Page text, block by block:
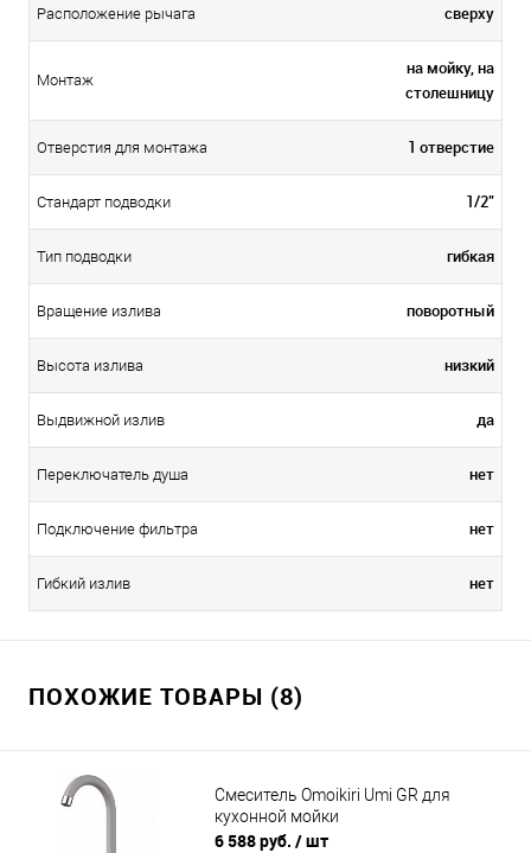
Расположение рычага сверху
Монтаж
на мойку, на
столешницу
Отверстия для монтажа 1 отверстие
Стандарт подводки 1/2"
Тип подводки гибкая
Вращение излива поворотный
Высота излива низкий
Выдвижной излив да
Переключатель душа нет
Подключение фильтра нет
Гибкий излив нет
ПОХОЖИЕ ТОВАРЫ (8)
Смеситель Omoikiri Umi GR для
кухонной мойки
6 588 руб. / шт